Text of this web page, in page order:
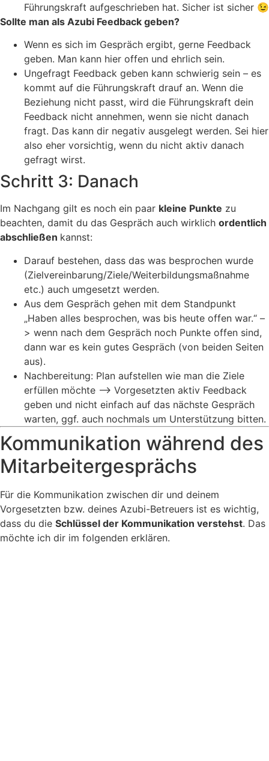
Führungskraft aufgeschrieben hat. Sicher ist sicher 😉
Sollte man als Azubi Feedback geben?
Wenn es sich im Gespräch ergibt, gerne Feedback
geben. Man kann hier offen und ehrlich sein.
Ungefragt Feedback geben kann schwierig sein – es
kommt auf die Führungskraft drauf an. Wenn die
Beziehung nicht passt, wird die Führungskraft dein
Feedback nicht annehmen, wenn sie nicht danach
fragt. Das kann dir negativ ausgelegt werden. Sei hier
also eher vorsichtig, wenn du nicht aktiv danach
gefragt wirst.
Schritt 3: Danach
Im Nachgang gilt es noch ein paar kleine Punkte zu
beachten, damit du das Gespräch auch wirklich ordentlich
abschließen kannst:
Darauf bestehen, dass das was besprochen wurde
(Zielvereinbarung/Ziele/Weiterbildungsmaßnahme
etc.) auch umgesetzt werden.
Aus dem Gespräch gehen mit dem Standpunkt
„Haben alles besprochen, was bis heute offen war.“ –
> wenn nach dem Gespräch noch Punkte offen sind,
dann war es kein gutes Gespräch (von beiden Seiten
aus).
Nachbereitung: Plan aufstellen wie man die Ziele
erfüllen möchte –> Vorgesetzten aktiv Feedback
geben und nicht einfach auf das nächste Gespräch
warten, ggf. auch nochmals um Unterstützung bitten.
Kommunikation während des
Mitarbeitergesprächs
Für die Kommunikation zwischen dir und deinem
Vorgesetzten bzw. deines Azubi-Betreuers ist es wichtig,
dass du die Schlüssel der Kommunikation verstehst. Das
möchte ich dir im folgenden erklären.